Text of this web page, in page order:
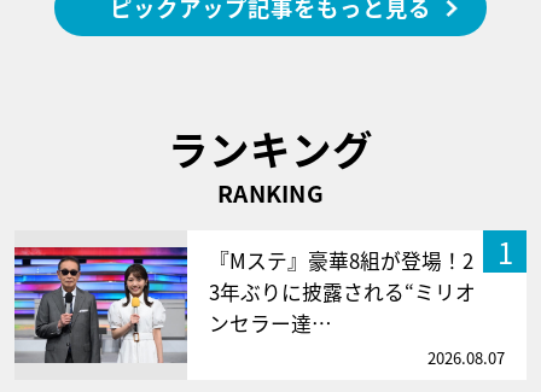
ピックアップ記事をもっと見る
ランキング
RANKING
1
『Mステ』豪華8組が登場！2
3年ぶりに披露される“ミリオ
ンセラー達…
2026.08.07